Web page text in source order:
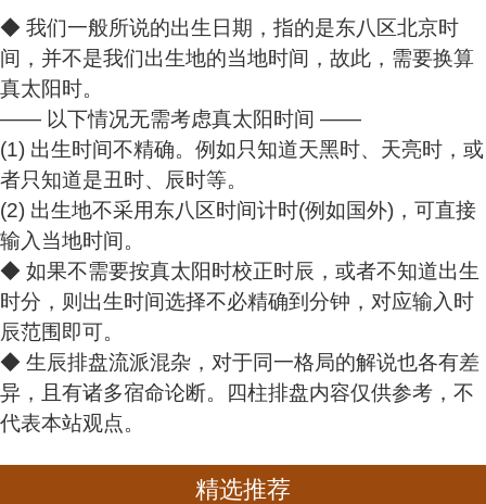
◆ 我们一般所说的出生日期，指的是东八区北京时
间，并不是我们出生地的当地时间，故此， 需要换算
真太阳时。
—— 以下情况无需考虑真太阳时间 ——
(1) 出生时间不精确。例如只知道天黑时、天亮时，或
者只知道是丑时、辰时等。
(2) 出生地不采用东八区时间计时(例如国外)，可直接
输入当地时间。
◆ 如果不需要按真太阳时校正时辰，或者不知道出生
时分，则出生时间选择不必精确到分钟，对应输入时
辰范围即可。
◆ 生辰排盘流派混杂，对于同一格局的解说也各有差
异，且有诸多宿命论断。四柱排盘内容仅供参考，不
代表本站观点。
精选推荐